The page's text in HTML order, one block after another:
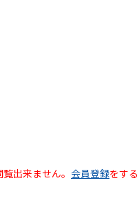
出来ません。 会員登録をす